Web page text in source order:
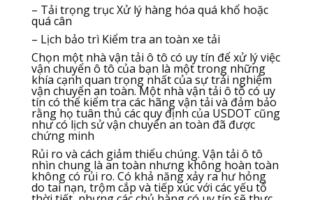
– Tải trọng trục Xử lý hàng hóa quá khổ hoặc
quá cân
– Lịch bảo trì Kiểm tra an toàn xe tải
Chọn một nhà vận tải ô tô có uy tín để xử lý việc
vận chuyển ô tô của bạn là một trong những
khía cạnh quan trọng nhất của sự trải nghiệm
vận chuyển an toàn. Một nhà vận tải ô tô có uy
tín có thể kiểm tra các hãng vận tải và đảm bảo
rằng họ tuân thủ các quy định của USDOT cũng
như có lịch sử vận ​​chuyển an toàn đã được
chứng minh
Rủi ro và cách giảm thiểu chúng. Vận tải ô tô
nhìn chung là an toàn nhưng không hoàn toàn
không có rủi ro. Có khả năng xảy ra hư hỏng
do tai nạn, trộm cắp và tiếp xúc với các yếu tố